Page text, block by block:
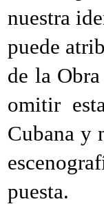
nuestra
puede
de la
omitir
Cubana y
puesta.